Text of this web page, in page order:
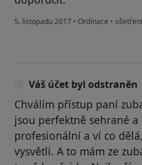
5. listopadu 2017 • Ordinace •
Váš účet byl odstraněn
Chválím přístup paní
jsou perfektně sehrané a
profesionální a ví co
vysvětlí. A to mám ze